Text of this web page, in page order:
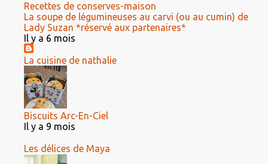
Recettes de conserves-maison
La soupe de légumineuses au carvi (ou au cumin) de
Lady Suzan *réservé aux partenaires*
Il y a 6 mois
La cuisine de nathalie
Biscuits Arc-En-Ciel
Il y a 9 mois
Les délices de Maya